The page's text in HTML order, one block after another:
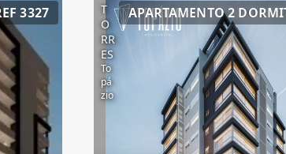
3327
T
O
RR
ES
To
pá
zio
APARTAMENTO 2